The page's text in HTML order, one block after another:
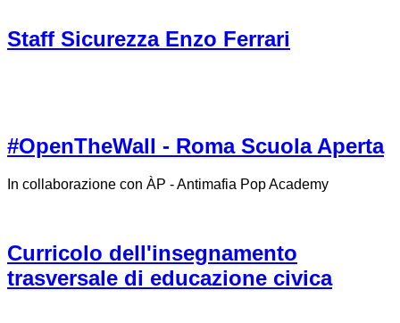
Staff Sicurezza Enzo Ferrari
#OpenTheWall - Roma Scuola Aperta
In collaborazione con ÀP - Antimafia Pop Academy
Curricolo dell'insegnamento
trasversale di educazione civica